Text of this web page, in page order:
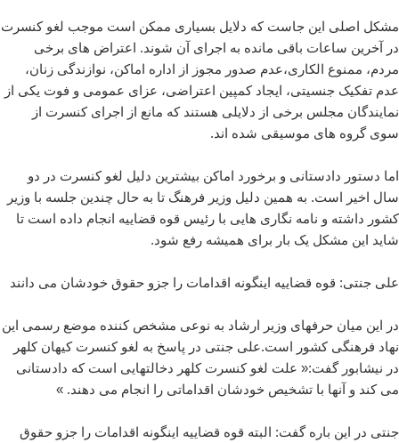
مشکل اصلی این جاست که دلایل بسیاری ممکن است موجب لغو کنسرت
در آخرین ساعات باقی مانده به اجرای آن شوند. اعتراض های برخی
مردم، ممنوع الکاری،عدم صدور مجوز از اداره اماکن، نوازندگی زنان،
عدم تفکیک جنسیتی، ایجاد کمپین اعتراضی، عزای عمومی و فوت یکی از
نمایندگان مجلس برخی از دلایلی هستند که مانع از اجرای کنسرت از
سوی گروه های موسیقی شده اند.
اما دستور دادستانی و برخورد اماکن بیشترین دلیل لغو کنسرت در دو
سال اخیر است. به همین دلیل وزیر فرهنگ تا به حال چندین جلسه با وزیر
کشور داشته و نامه نگاری هایی با رئیس قوه قضاییه انجام داده است تا
شاید این مشکل یک بار برای همیشه رفع شود.
علی جنتی: قوه قضاییه اینگونه اقدامات را جزو حقوق خودشان می دانند
در این میان حرفهای وزیر ارشاد به نوعی مشخص کننده موضع رسمی این
نهاد فرهنگی کشور است.علی جنتی در پاسخ به لغو کنسرت کیهان کلهر
در نیشابور گفت:« علت لغو کنسرت کلهر دخالتهایی است که دادستانی
می کند و آنها با تشخیص خودشان اقداماتی را انجام می دهند. »
جنتی در این باره گفت: البته قوه قضاییه اینگونه اقدامات را جزو حقوق